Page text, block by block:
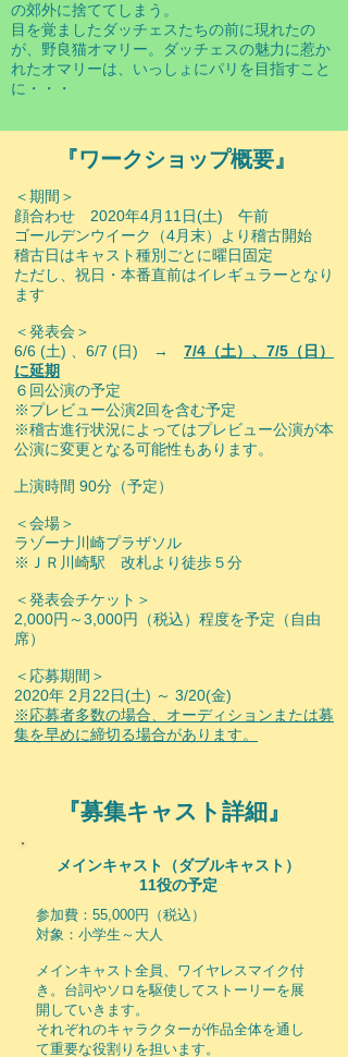
の郊外に捨ててしまう。
目を覚ましたダッチェスたちの前に現れたの
が、野良猫オマリー。ダッチェスの魅力に惹か
れたオマリーは、いっしょにパリを目指すこと
に・・・
『ワークショップ概要』
＜期間＞
顔合わせ 2020年4月11日(土) 午前
ゴールデンウイーク（4月末）より稽古開始
​稽古日はキャスト種別ごとに曜日固定
ただし、祝日・本番直前はイレギュラーとなり
ます
＜発表会＞
6/6 (土) 、6/7 (日) → 7/4（土）、7/5（日）
に延期
６回公演の予定
※プレビュー公演2回を含む予定
※稽古進行状況によってはプレビュー公演が本
公演に変更となる可能性もあります。
上演時間 90分（予定）
＜会場＞
ラゾーナ川崎プラザソル
※ＪＲ川崎駅 改札より徒歩５分
＜発表会チケット＞
2,000円～3,000円（税込）程度を予定（自由
席）
＜応募期間＞
​2020年 2月22日(土) ～ 3/20(金)
※応募者多数の場合、オーディションまたは募
集を早めに締切る場合があります。
『募集キャスト詳細』
メインキャスト（ダブルキャスト）
​​11役の予定
参加費：55,000円（税込）
対象：小学生～大人
メインキャスト全員、ワイヤレスマイク付
き。台詞やソロを駆使してストーリーを展
開していきます。
それぞれのキャラクターが作品全体を通し
て重要な役割りを担います。